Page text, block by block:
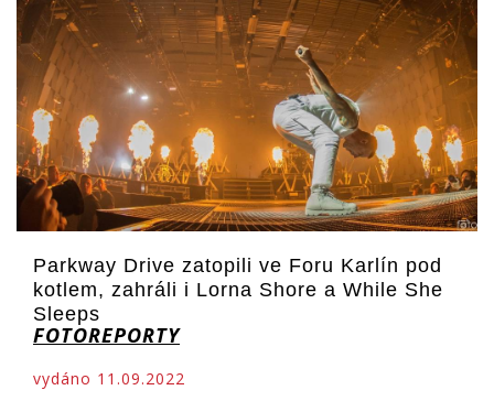
Parkway Drive zatopili ve Foru Karlín pod
kotlem, zahráli i Lorna Shore a While She
Sleeps
FOTOREPORTY
vydáno 11.09.2022